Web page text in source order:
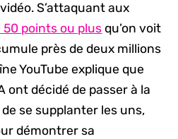
S’attaquant aux
points ou plus qu’on voit
près de deux millions
YouTube explique que
ont décidé de passer à la
se supplanter les uns,
démontrer sa